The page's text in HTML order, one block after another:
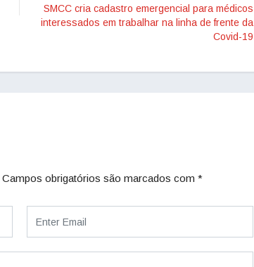
SMCC cria cadastro emergencial para médicos
interessados em trabalhar na linha de frente da
Covid-19
Campos obrigatórios são marcados com *